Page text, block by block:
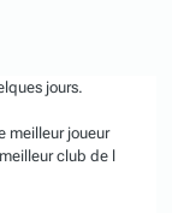
jours.
meilleur joueur
club de l